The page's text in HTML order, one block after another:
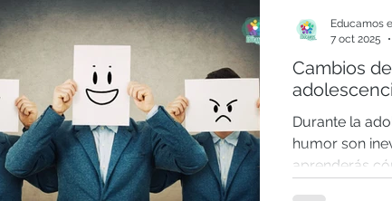
Cambios
Durante la
humor son
aprenderás
Educamos
7 oct 2025